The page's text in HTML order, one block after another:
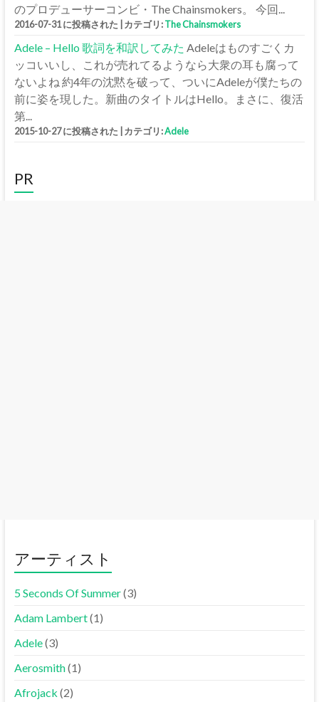
のプロデューサーコンビ・The Chainsmokers。 今回...
2016-07-31 に投稿された カテゴリ:The Chainsmokers
Adele – Hello 歌詞を和訳してみた Adeleはものすごくカ
ッコいいし、これが売れてるようなら大衆の耳も腐って
ないよね 約4年の沈黙を破って、ついにAdeleが僕たちの
前に姿を現した。新曲のタイトルはHello。まさに、復活
第...
2015-10-27 に投稿された カテゴリ:Adele
PR
アーティスト
5 Seconds Of Summer(3)
Adam Lambert(1)
Adele(3)
Aerosmith(1)
Afrojack (2)